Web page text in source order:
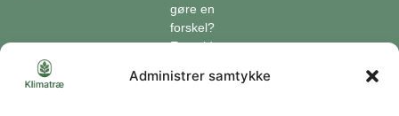
Administrer samtykke
gøre en
forskel?
En guide
Klimaordbogen